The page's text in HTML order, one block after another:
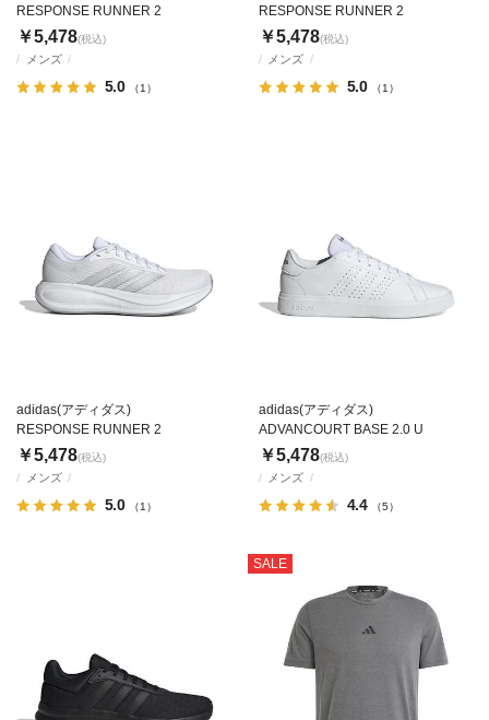
メンズ
5.0 （1）
RESPONSE RUNNER 2
￥5,478(税込)
メンズ
5.0 （1）
RESPONSE RUNNER 2
￥5,478(税込)
メンズ
5.0 （1）
adidas(アディダス)
RESPONSE RUNNER 2
￥5,478(税込)
メンズ
4.4 （5）
adidas(アディダス)
ADVANCOURT BASE 2.0 U
￥5,478(税込)
SALE